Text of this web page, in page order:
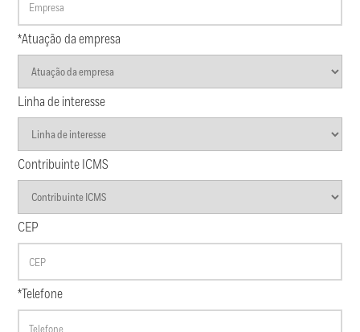
*Atuação da empresa
Linha de interesse
Contribuinte ICMS
CEP
*Telefone